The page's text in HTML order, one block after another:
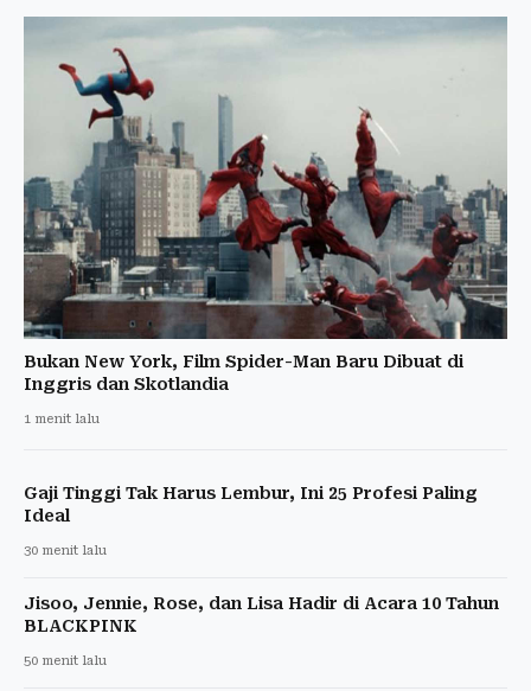
Bukan New York, Film Spider-Man Baru Dibuat di
Inggris dan Skotlandia
1 menit lalu
Gaji Tinggi Tak Harus Lembur, Ini 25 Profesi Paling
Ideal
30 menit lalu
Jisoo, Jennie, Rose, dan Lisa Hadir di Acara 10 Tahun
BLACKPINK
50 menit lalu